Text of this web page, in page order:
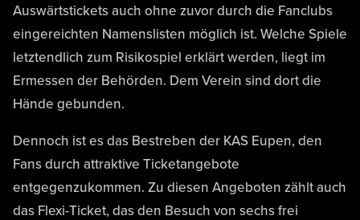
Auswärtstickets auch ohne zuvor durch die Fanclubs
eingereichten Namenslisten möglich ist. Welche Spiele
letztendlich zum Risikospiel erklärt werden, liegt im
Ermessen der Behörden. Dem Verein sind dort die
Hände gebunden.
Dennoch ist es das Bestreben der KAS Eupen, den
Fans durch attraktive Ticketangebote
entgegenzukommen. Zu diesen Angeboten zählt auch
das Flexi-Ticket, das den Besuch von sechs frei